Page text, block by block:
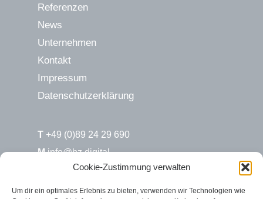
Cookie-Zustimmung verwalten
Um dir ein optimales Erlebnis zu bieten, verwenden wir Technologien wie
Referenzen
News
Unternehmen
Kontakt
Impressum
Datenschutzerklärung
T +49 (0)89 24 29 690
Minfo@hz.digital
H&Z.digital / Süd